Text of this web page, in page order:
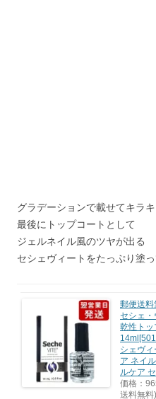
グラデーションで載せてキラキ
最後にトップコートとして
ジェルネイル風のツヤが出る
セシェヴィートをたっぷり塗っ
郵便送料
セシェ・
乾性ト
シェヴ
ア ネイ
ルケア
価格：
送料無料)